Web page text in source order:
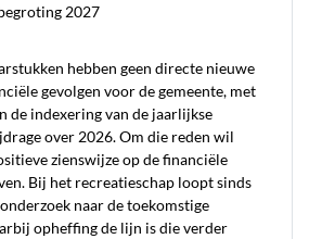
2027
hebben geen directe nieuwe
gevolgen voor de gemeente, met
de indexering van de jaarlijkse
over 2026. Om die reden wil
zienswijze op de financiële
Bij het recreatieschap loopt sinds
naar de toekomstige
opheffing de lijn is die verder